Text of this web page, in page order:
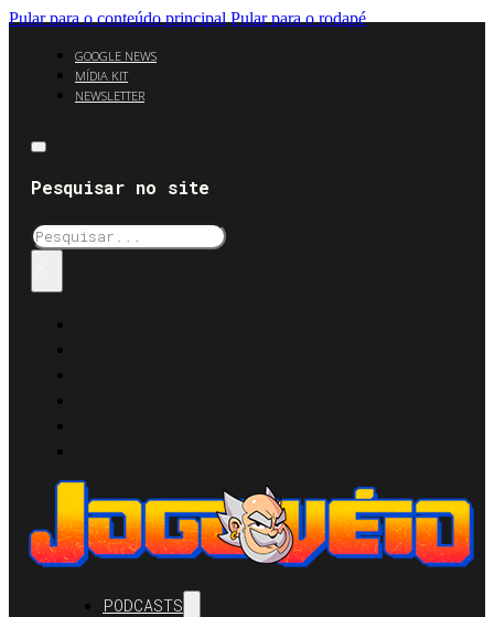
Pular para o conteúdo principal Pular para o rodapé
GOOGLE NEWS
MÍDIA KIT
NEWSLETTER
Pesquisar no site
Pesquisar
PODCASTS